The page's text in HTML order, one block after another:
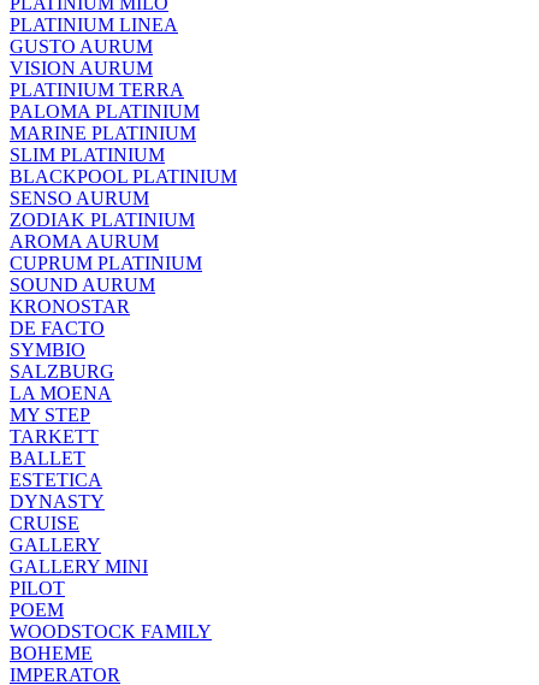
PLATINIUM LINEA
GUSTO AURUM
VISION AURUM
PLATINIUM TERRA
PALOMA PLATINIUM
MARINE PLATINIUM
SLIM PLATINIUM
BLACKPOOL PLATINIUM
SENSO AURUM
ZODIAK PLATINIUM
AROMA AURUM
CUPRUM PLATINIUM
SOUND AURUM
KRONOSTAR
DE FACTO
SYMBIO
SALZBURG
LA MOENA
MY STEP
TARKETT
BALLET
ESTETICA
DYNASTY
CRUISE
GALLERY
GALLERY MINI
PILOT
POEM
WOODSTOCK FAMILY
BOHEME
IMPERATOR